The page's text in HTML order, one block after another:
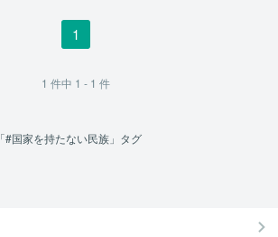
1
1 件中 1 - 1 件
「#国家を持たない民族」タグ